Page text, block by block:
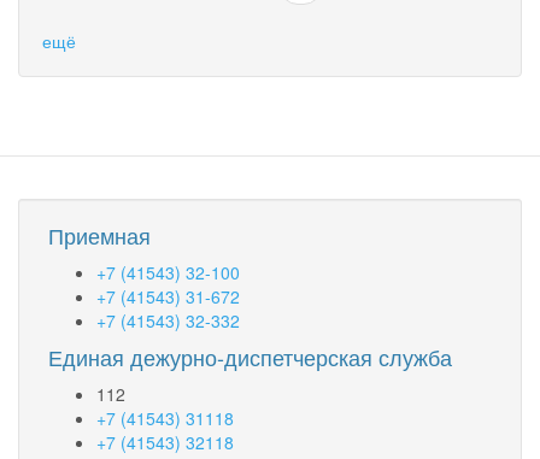
голосования
ещё
Приемная
+7 (41543) 32-100
+7 (41543) 31-672
+7 (41543) 32-332
Единая дежурно-диспетчерская служба
112
+7 (41543) 31118
+7 (41543) 32118